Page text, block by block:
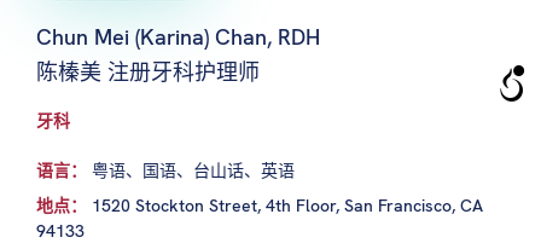
Chun Mei (Karina) Chan, RDH
陈榛美 注册牙科护理师
牙科
语言： 粤语、国语、台山话、英语
地点：
1520 Stockton Street, 4th Floor, San Francisco, CA
94133